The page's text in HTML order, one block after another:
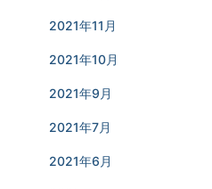
2021年11月
2021年10月
2021年9月
2021年7月
2021年6月